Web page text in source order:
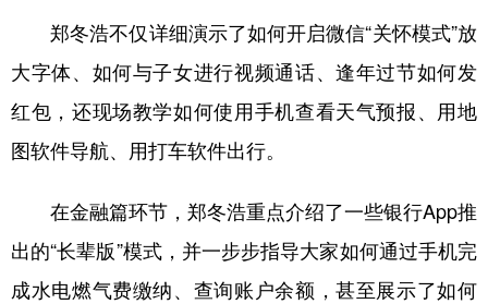
四川 贵州 云南 西藏
陕西 甘肃 青海 宁夏
多语种频道
English Español Français عربى
郑冬浩不仅详细演示了如何开启微信“关怀模式”放
大字体、如何与子女进行视频通话、逢年过节如何发
红包，还现场教学如何使用手机查看天气预报、用地
图软件导航、用打车软件出行。
在金融篇环节，郑冬浩重点介绍了一些银行App推
出的“长辈版”模式，并一步步指导大家如何通过手机完
成水电燃气费缴纳、查询账户余额，甚至展示了如何